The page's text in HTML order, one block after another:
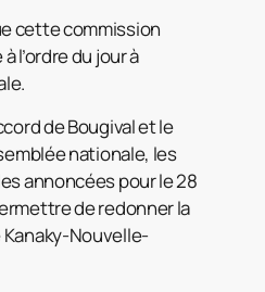
cette commission
l’ordre du jour à
de Bougival et le
nationale, les
annoncées pour le 28
de redonner la
Kanaky-Nouvelle-